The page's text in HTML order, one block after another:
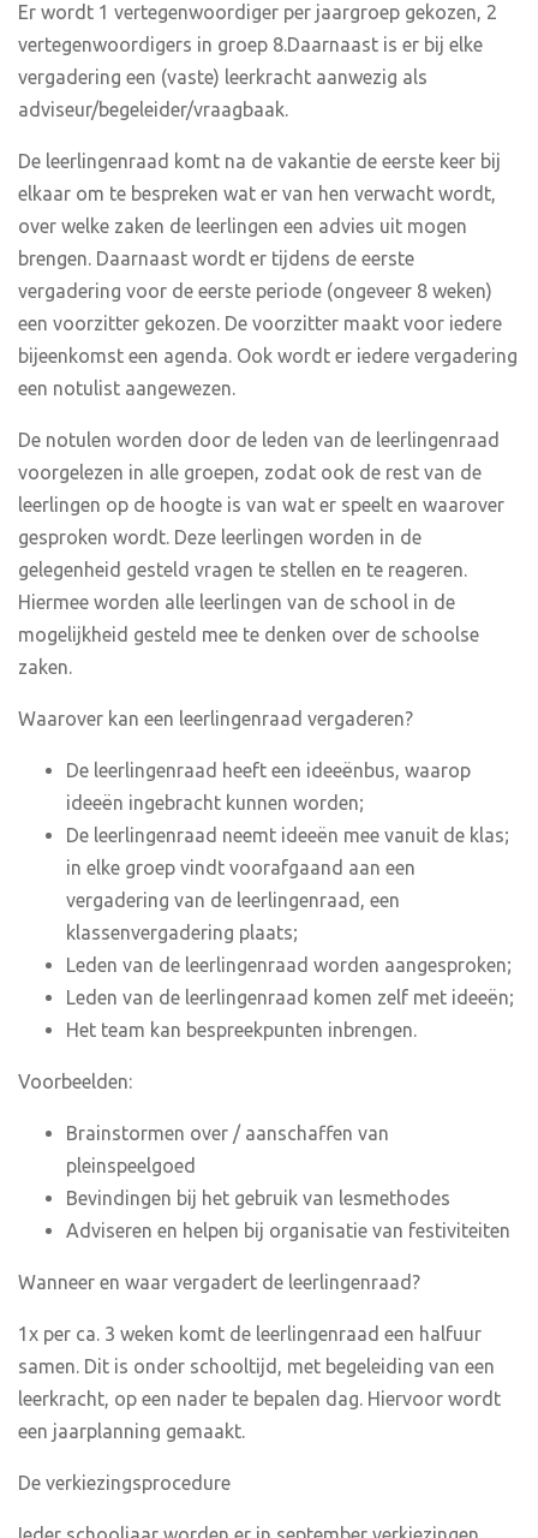
Er wordt 1 vertegenwoordiger per jaargroep gekozen, 2
vertegenwoordigers in groep 8.Daarnaast is er bij elke
vergadering een (vaste) leerkracht aanwezig als
adviseur/begeleider/vraagbaak.
De leerlingenraad komt na de vakantie de eerste keer bij
elkaar om te bespreken wat er van hen verwacht wordt,
over welke zaken de leerlingen een advies uit mogen
brengen. Daarnaast wordt er tijdens de eerste
vergadering voor de eerste periode (ongeveer 8 weken)
een voorzitter gekozen. De voorzitter maakt voor iedere
bijeenkomst een agenda. Ook wordt er iedere vergadering
een notulist aangewezen.
De notulen worden door de leden van de leerlingenraad
voorgelezen in alle groepen, zodat ook de rest van de
leerlingen op de hoogte is van wat er speelt en waarover
gesproken wordt. Deze leerlingen worden in de
gelegenheid gesteld vragen te stellen en te reageren.
Hiermee worden alle leerlingen van de school in de
mogelijkheid gesteld mee te denken over de schoolse
zaken.
Waarover kan een leerlingenraad vergaderen?
De leerlingenraad heeft een ideeënbus, waarop
ideeën ingebracht kunnen worden;
De leerlingenraad neemt ideeën mee vanuit de klas;
in elke groep vindt voorafgaand aan een
vergadering van de leerlingenraad, een
klassenvergadering plaats;
Leden van de leerlingenraad worden aangesproken;
Leden van de leerlingenraad komen zelf met ideeën;
Het team kan bespreekpunten inbrengen.
Voorbeelden:
Brainstormen over / aanschaffen van
pleinspeelgoed
Bevindingen bij het gebruik van lesmethodes
Adviseren en helpen bij organisatie van festiviteiten
Wanneer en waar vergadert de leerlingenraad?
1x per ca. 3 weken komt de leerlingenraad een halfuur
samen. Dit is onder schooltijd, met begeleiding van een
leerkracht, op een nader te bepalen dag. Hiervoor wordt
een jaarplanning gemaakt.
De verkiezingsprocedure